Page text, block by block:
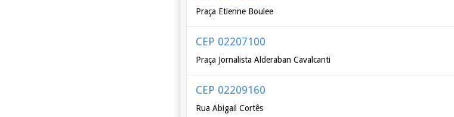
Praça Etienne Boulee
CEP 02207100
Praça Jornalista Alderaban Cavalcanti
CEP 02209160
Rua Abigail Cortês